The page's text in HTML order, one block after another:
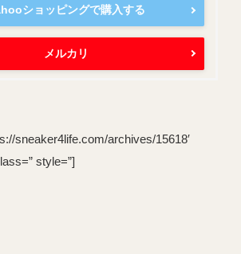
ショッピングで購入する
メルカリ
sneaker4life.com/archives/15618′
style=”]